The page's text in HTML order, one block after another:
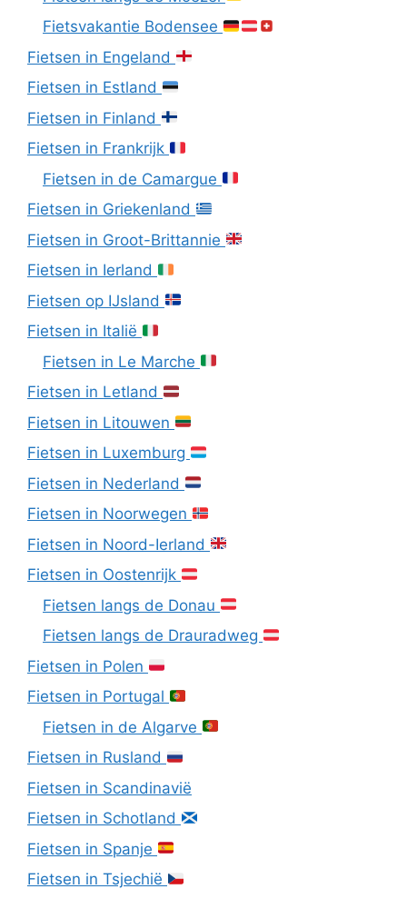
Fietsvakantie Bodensee
Fietsen in Engeland
Fietsen in Estland
Fietsen in Finland
Fietsen in Frankrijk
Fietsen in de Camargue
Fietsen in Griekenland
Fietsen in Groot-Brittannie
Fietsen in Ierland
Fietsen op IJsland
Fietsen in Italië
Fietsen in Le Marche
Fietsen in Letland
Fietsen in Litouwen
Fietsen in Luxemburg
Fietsen in Nederland
Fietsen in Noorwegen
Fietsen in Noord-Ierland
Fietsen in Oostenrijk
Fietsen langs de Donau
Fietsen langs de Drauradweg
Fietsen in Polen
Fietsen in Portugal
Fietsen in de Algarve
Fietsen in Rusland
Fietsen in Scandinavië
Fietsen in Schotland
Fietsen in Spanje
Fietsen in Tsjechië